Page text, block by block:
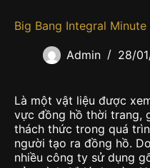
Big Bang Integral
Admin 28/
Là một vật liệu được
vực đồng hồ thời trang,
thách thức trong quá
người tạo ra đồng hồ.
nhiều công ty sử dụng